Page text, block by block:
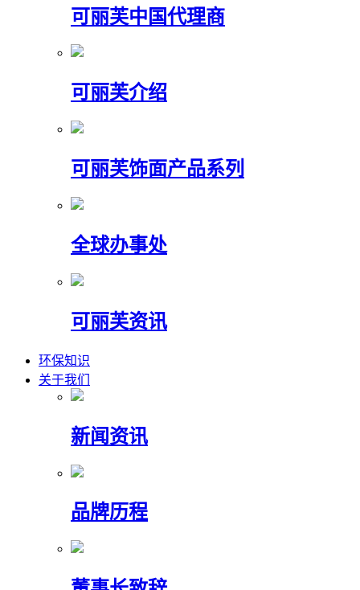
可丽芙中国代理商
可丽芙介绍
可丽芙饰面产品系列
全球办事处
可丽芙资讯
环保知识
关于我们
新闻资讯
品牌历程